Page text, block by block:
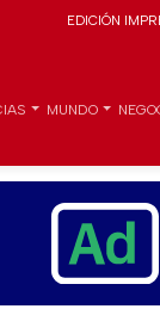
EDICIÓN
MUNDO